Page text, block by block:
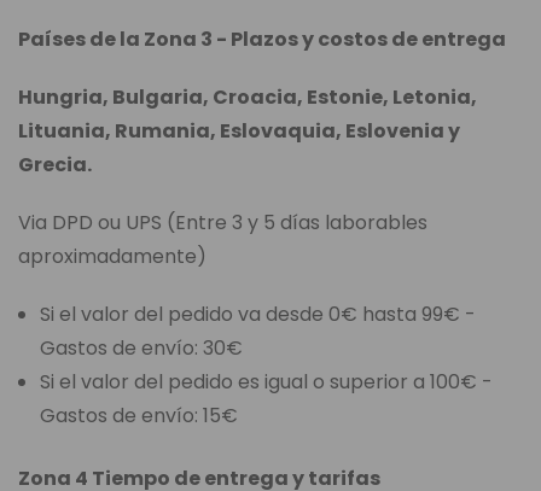
Países de la Zona 3 - Plazos y costos de entrega
Hungria, Bulgaria, Croacia, Estonie, Letonia,
Lituania, Rumania, Eslovaquia, Eslovenia y
Grecia.
Via DPD ou UPS (Entre 3 y 5 días laborables
aproximadamente)
Si el valor del pedido va desde 0€ hasta 99€ -
Gastos de envío: 30€
Si el valor del pedido es igual o superior a 100€ -
Gastos de envío: 15€
Zona 4 Tiempo de entrega y tarifas